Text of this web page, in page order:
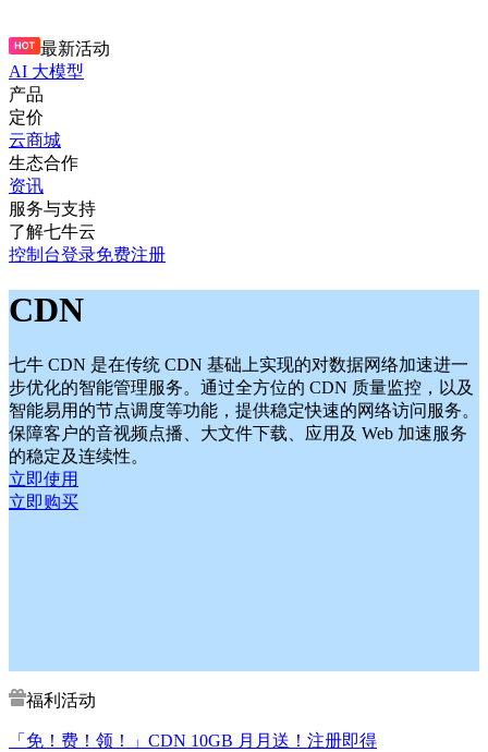
最新活动
AI 大模型
产品
定价
云商城
生态合作
资讯
服务与支持
了解七牛云
控制台登录免费注册
CDN
七牛 CDN 是在传统 CDN 基础上实现的对数据网络加速进一
步优化的智能管理服务。通过全方位的 CDN 质量监控，以及
智能易用的节点调度等功能，提供稳定快速的网络访问服务。
保障客户的音视频点播、大文件下载、应用及 Web 加速服务
的稳定及连续性。
立即使用
立即购买
福利活动
「免！费！领！」CDN 10GB 月月送！注册即得